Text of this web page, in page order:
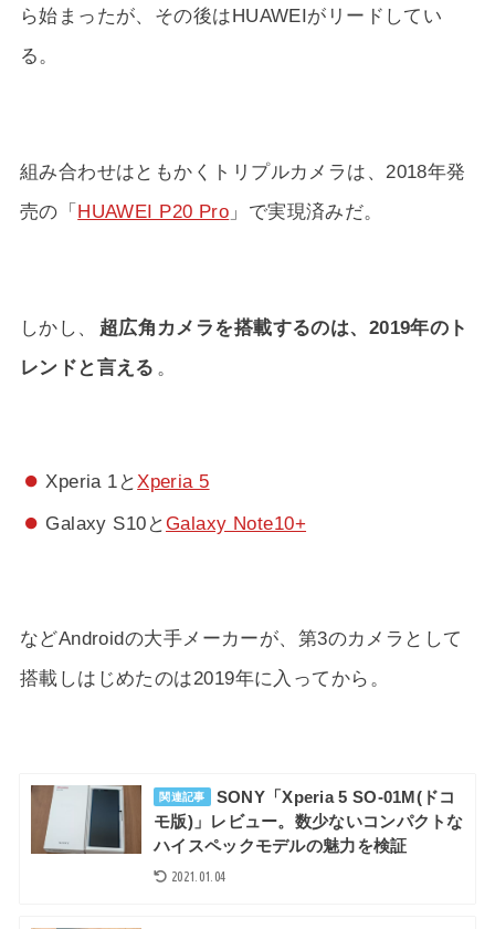
ら始まったが、その後はHUAWEIがリードしてい
る。
組み合わせはともかくトリプルカメラは、2018年発
売の「 HUAWEI P20 Pro 」で実現済みだ。
しかし、
超広角カメラを搭載するのは、2019年のト
レンドと言える 。
Xperia 1とXperia 5
Galaxy S10とGalaxy Note10+
などAndroidの大手メーカーが、第3のカメラとして
搭載しはじめたのは2019年に入ってから。
関連記事
SONY「Xperia 5 SO-01M(ドコ
モ版)」レビュー。数少ないコンパクトな
ハイスペックモデルの魅力を検証
2021.01.04